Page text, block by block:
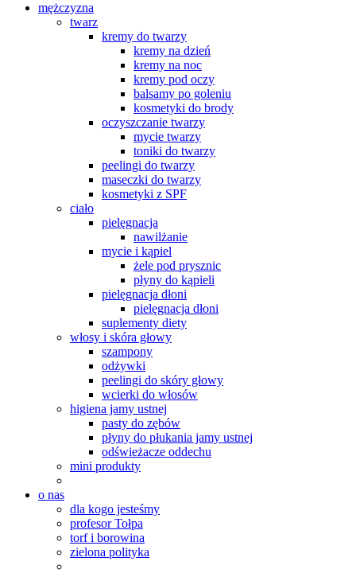
mężczyzna
twarz
kremy do twarzy
kremy na dzień
kremy na noc
kremy pod oczy
balsamy po goleniu
kosmetyki do brody
oczyszczanie twarzy
mycie twarzy
toniki do twarzy
peelingi do twarzy
maseczki do twarzy
kosmetyki z SPF
ciało
pielęgnacja
nawilżanie
mycie i kąpiel
żele pod prysznic
płyny do kąpieli
pielęgnacja dłoni
pielęgnacja dłoni
suplementy diety
włosy i skóra głowy
szampony
odżywki
peelingi do skóry głowy
wcierki do włosów
higiena jamy ustnej
pasty do zębów
płyny do płukania jamy ustnej
odświeżacze oddechu
mini produkty
o nas
dla kogo jesteśmy
profesor Tołpa
torf i borowina
zielona polityka